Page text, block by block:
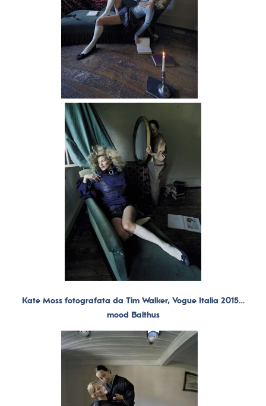
Kate Moss fotografata da Tim Walker, Vogue Italia 2015…
mood Balthus